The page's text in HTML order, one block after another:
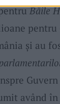
Băile
pentru
și au
Guvern
având în